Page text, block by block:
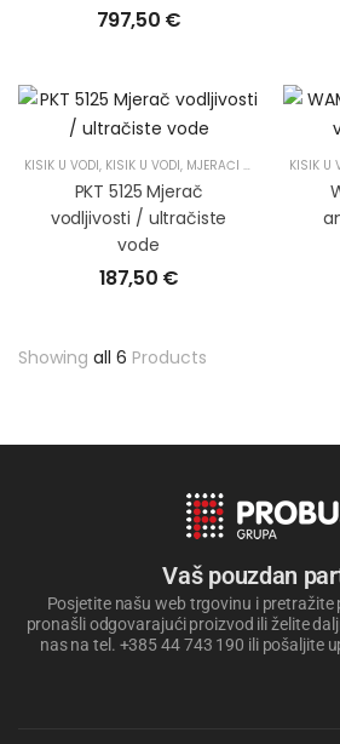
797,50 €
KISIK U VODI, KISIK U VODI, MJERAČI VODLJIVOSTI ,
PKT 5125 Mjerač
vodljivosti / ultračiste
vode
187,50 €
KISIK U
Showing all 6 Products
Vaš pouzdan
Posjetite našu web trgovinu i pretražite
pronašli odgovarajući proizvod ili želite
nas na tel. +385 44 743 190 ili pošaljite